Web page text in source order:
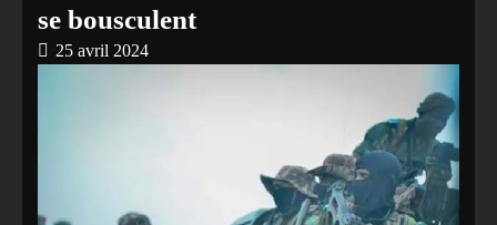
se bousculent
25 avril 2024